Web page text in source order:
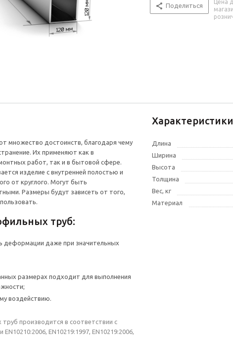
Поделиться
Цена
множество достоинств, благодаря чему
Их применяют как в
работ, так и в бытовой сфере.
изделие с внутренней полостью и
от круглого. Могут быть
Размеры будут зависеть от того,
труб:
деформации даже при значительных
размерах подходит для выполнения
воздействию.
производится в соответствии с
EN10219:1997, EN10219:2006,
Характеристики
Длина
Ширина
Высота
Толщина
Вес, кг
Материал